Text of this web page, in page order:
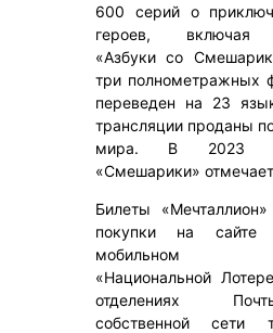
600 серий о
героев, включая
«Азбуки со
три полнометражных
переведен на 23
трансляции проданы
мира. В 2023
«Смешарики»
Билеты
покупки на
мобильном
«Национальной
отделениях
собственной сети